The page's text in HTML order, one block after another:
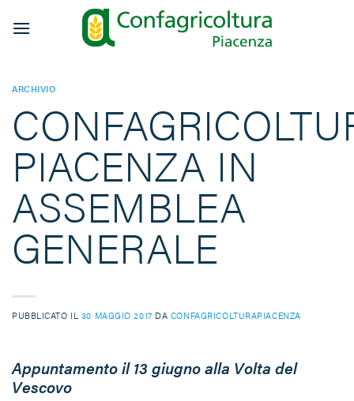
ARCHIVIO
PIACENZA IN
ASSEMBLEA
GENERALE
PUBBLICATO IL 30 MAGGIO 2017 DA CONFAGRICOLTURAPIACENZA
Appuntamento il 13 giugno alla Volta del
Vescovo